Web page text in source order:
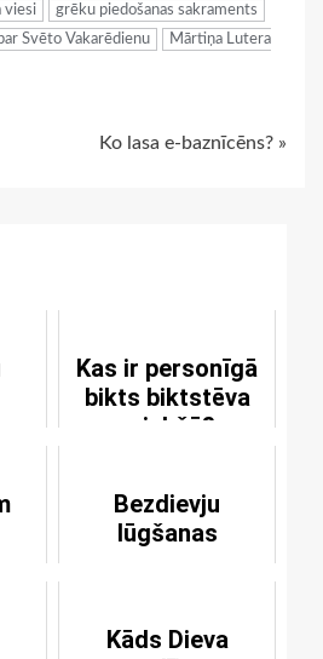
viesi
grēku piedošanas sakraments
Svēto Vakarēdienu
Mārtiņa Lutera
Ko lasa e-baznīcēns? »
Kas ir personīgā
bikts biktstēva
priekšā?
Bezdievju
lūgšanas
Kāds Dieva